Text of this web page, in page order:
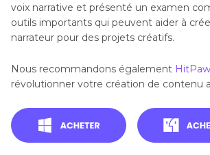
voix narrative et présenté un examen
outils importants qui peuvent aider à
narrateur pour des projets créatifs.
Nous recommandons également
révolutionner votre création de contenu